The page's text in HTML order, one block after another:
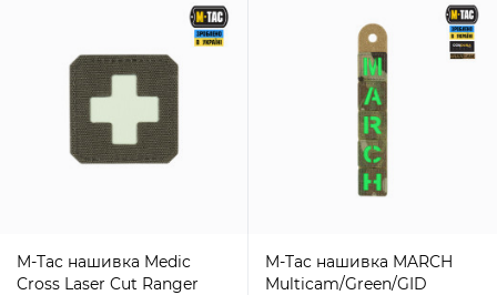
M-Tac нашивка Medic
Cross Laser Cut Ranger
M-Tac нашивка MARCH
Multicam/Green/GID